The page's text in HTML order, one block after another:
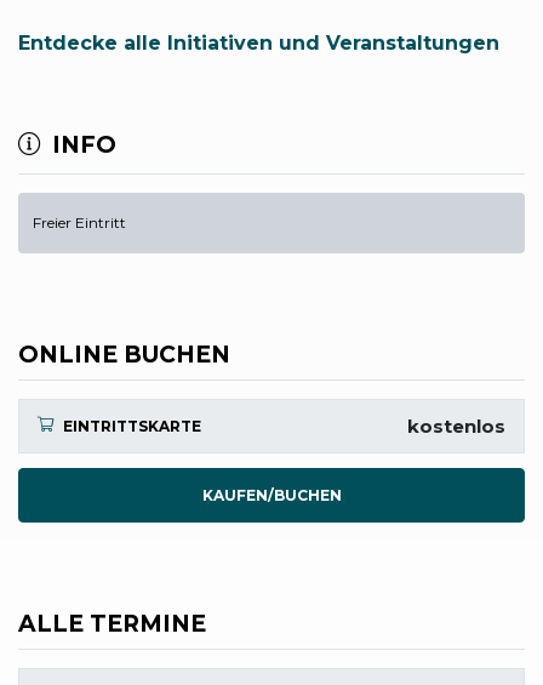
Entdecke alle Initiativen und Veranstaltungen
INFO
Freier Eintritt
ONLINE BUCHEN
EINTRITTSKARTE kostenlos
KAUFEN/BUCHEN
ALLE TERMINE